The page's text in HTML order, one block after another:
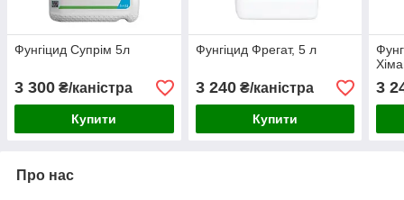
Фунгіцид Супрім 5л
3 300 ₴/каністра
Купити
Фунгіцид Фрегат, 5 л
3 240₴/каністра
Купити
3
Про нас